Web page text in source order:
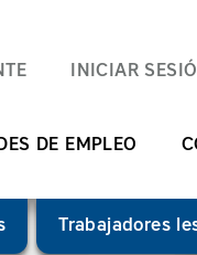
INICIAR
Trabajadores
DE EMPLEO